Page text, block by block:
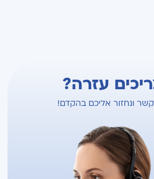
עזרה?
ונחזור אליכם בהקדם!